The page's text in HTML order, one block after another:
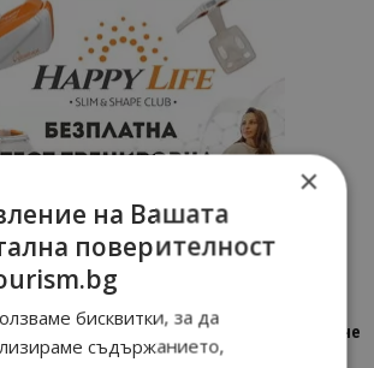
картичка от…”: Петрич – Изживяване
очакваното
×
на Вашата
поверителност
бисквитки, за да
съдържанието,